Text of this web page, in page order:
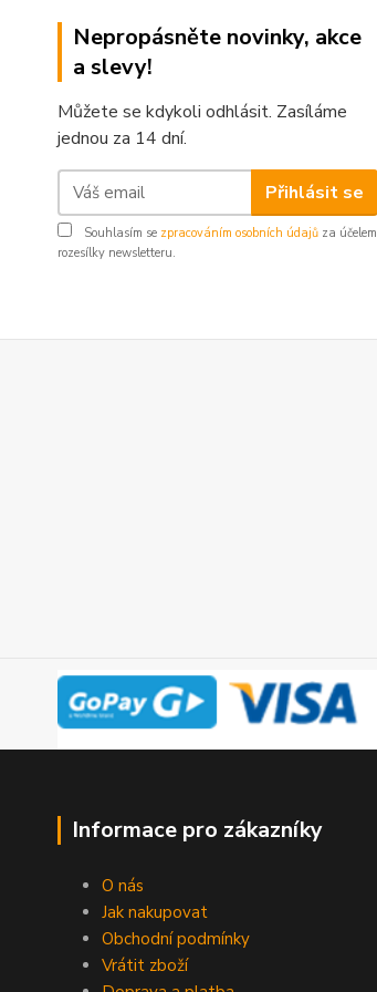
Nepropásněte novinky, akce
a slevy!
Můžete se kdykoli odhlásit. Zasíláme
jednou za 14 dní.
Přihlásit se
Souhlasím se zpracováním osobních údajů za účelem
rozesílky newsletteru.
Informace pro zákazníky
O nás
Jak nakupovat
Obchodní podmínky
Vrátit zboží